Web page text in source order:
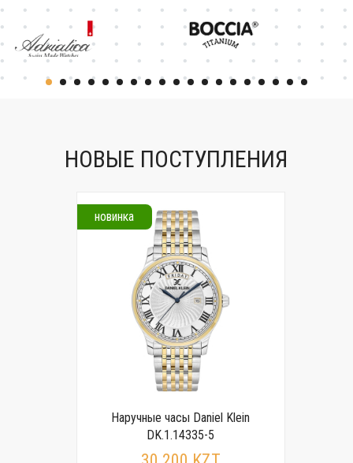
НОВЫЕ ПОСТУПЛЕНИЯ
новинка
Наручные часы Daniel Klein
DK.1.14335-5